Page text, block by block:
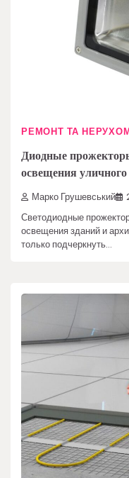
РЕМОНТ ТА
Диодные
освещения
Марко Грушевський
Светодиодные
освещения зданий и
только подчеркнуть…